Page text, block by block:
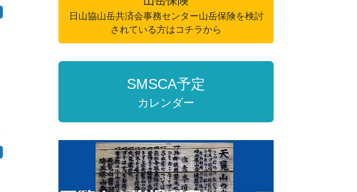
日山協山岳共済会事務センター山岳保険を検討
されている方はコチラから
SMSCA予定
カレンダー